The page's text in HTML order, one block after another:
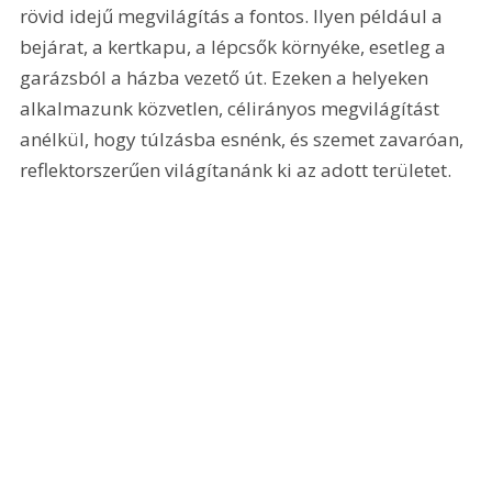
rövid idejű megvilágítás a fontos. Ilyen például a
bejárat, a kertkapu, a lépcsők környéke, esetleg a
garázsból a házba vezető út. Ezeken a helyeken
alkalmazunk közvetlen, célirányos megvilágítást
anélkül, hogy túlzásba esnénk, és szemet zavaróan,
reflektorszerűen világítanánk ki az adott területet.